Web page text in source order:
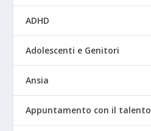
ADHD
Adolescenti e Genitori
Ansia
Appuntamento con il talento